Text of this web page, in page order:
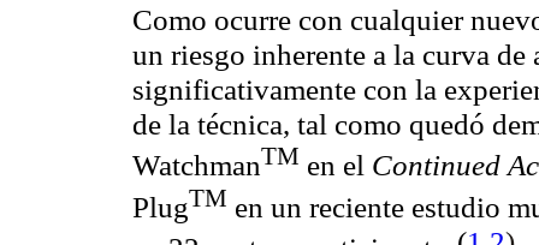
Como ocurre con cualquier
un riesgo inherente a la curva
significativamente con la
de la técnica, tal como quedó
WatchmanTM en el Continued
PlugTM en un reciente estudio